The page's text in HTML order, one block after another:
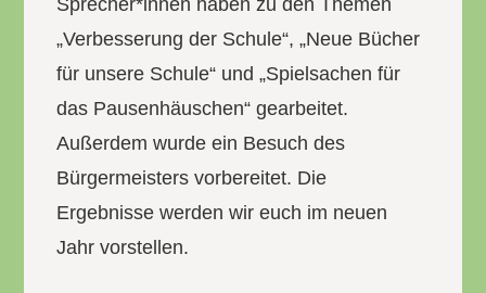
Sprecher*innen haben zu den Themen
„Verbesserung der Schule“, „Neue Bücher
für unsere Schule“ und „Spielsachen für
das Pausenhäuschen“ gearbeitet.
Außerdem wurde ein Besuch des
Bürgermeisters vorbereitet. Die
Ergebnisse werden wir euch im neuen
Jahr vorstellen.